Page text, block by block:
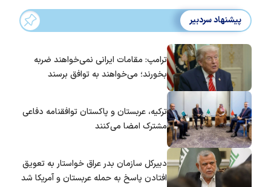
پیشنهاد سردبیر
ترامپ: مقامات ایرانی نمی‌خواهند ضربه
بخورند؛ می‌خواهند به توافق برسند
ترکیه، عربستان و پاکستان توافقنامه دفاعی
مشترک امضا می‌کنند
دبیرکل سازمان بدر عراق خواستار به تعویق
افتادن پاسخ به حمله عربستان و آمریکا شد